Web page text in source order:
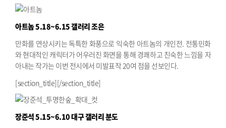
아트놈5.18~6.15 갤러리 조은
만화를 연상시키는 독특한 화풍으로 익숙한 아트놈의 개인전. 전통민화
와 현대적인 캐릭터가 어우러진 화면을 통해 경쾌하고 친숙한 느낌을 자
아내는 작가는 이번 전시에서 미발표작 20여 점을 선보인다.
[section_title][/section_title]
장준석5.15~6.10 대구 갤러리 분도